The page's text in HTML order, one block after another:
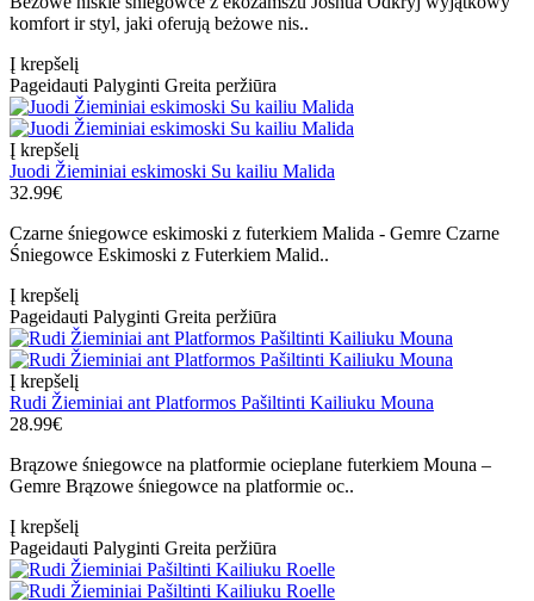
komfort ir styl, jaki oferują beżowe nis..
Į krepšelį
Pageidauti Palyginti Greita peržiūra
Į krepšelį
Juodi Žieminiai eskimoski Su kailiu Malida
32.99€
Czarne śniegowce eskimoski z futerkiem Malida - Gemre Czarne
Śniegowce Eskimoski z Futerkiem Malid..
Į krepšelį
Pageidauti Palyginti Greita peržiūra
Į krepšelį
Rudi Žieminiai ant Platformos Pašiltinti Kailiuku Mouna
28.99€
Brązowe śniegowce na platformie ocieplane futerkiem Mouna –
Gemre Brązowe śniegowce na platformie oc..
Į krepšelį
Pageidauti Palyginti Greita peržiūra